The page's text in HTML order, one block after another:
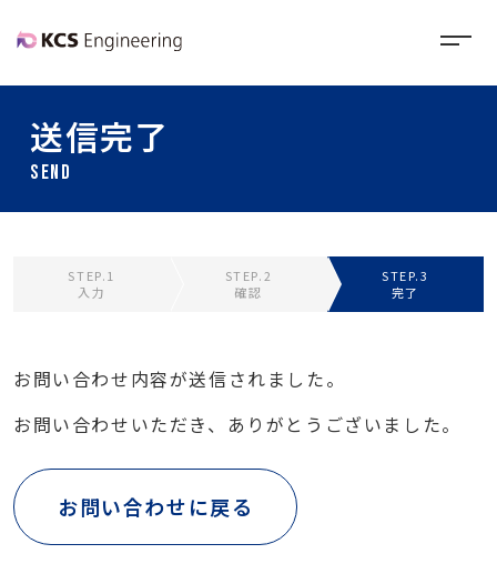
送信完了
SEND
STEP.1
入力
STEP.2
確認
STEP.3
完了
お問い合わせ内容が送信されました。
お問い合わせいただき、ありがとうございました。
お問い合わせに戻る